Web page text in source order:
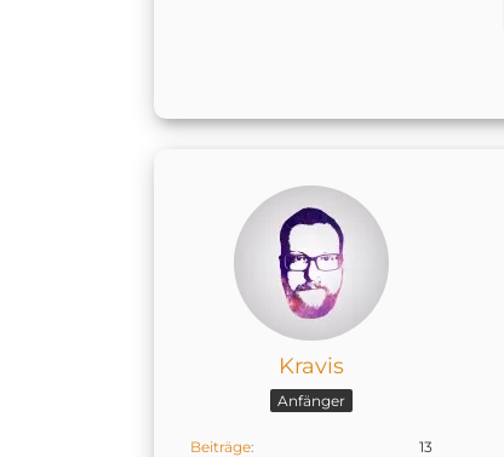
Kravis
Anfänger
Beiträge 13